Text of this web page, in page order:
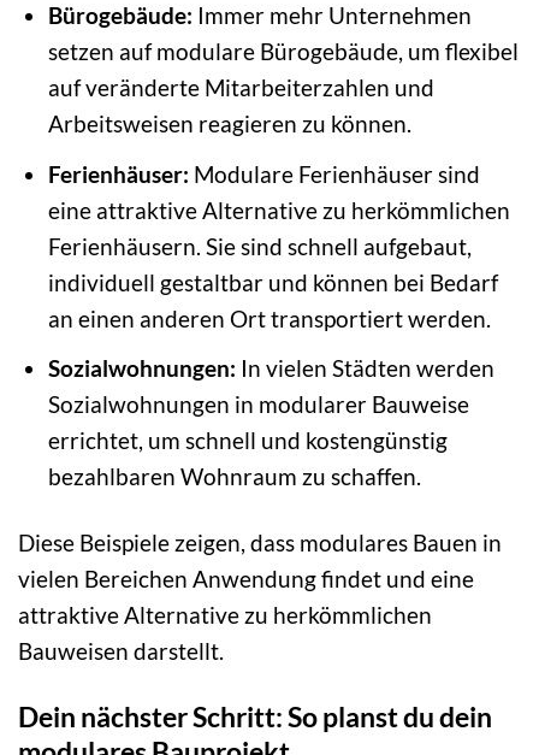
Bürogebäude: Immer mehr Unternehmen
setzen auf modulare Bürogebäude, um flexibel
auf veränderte Mitarbeiterzahlen und
Arbeitsweisen reagieren zu können.
Ferienhäuser: Modulare Ferienhäuser sind
eine attraktive Alternative zu herkömmlichen
Ferienhäusern. Sie sind schnell aufgebaut,
individuell gestaltbar und können bei Bedarf
an einen anderen Ort transportiert werden.
Sozialwohnungen: In vielen Städten werden
Sozialwohnungen in modularer Bauweise
errichtet, um schnell und kostengünstig
bezahlbaren Wohnraum zu schaffen.
Diese Beispiele zeigen, dass modulares Bauen in
vielen Bereichen Anwendung findet und eine
attraktive Alternative zu herkömmlichen
Bauweisen darstellt.
Dein nächster Schritt: So planst du dein